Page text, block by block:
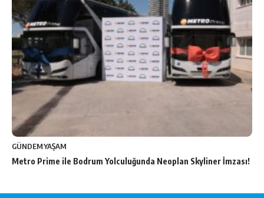
GÜNDEMYAŞAM
Metro Prime ile Bodrum Yolculuğunda Neoplan Skyliner İmzası!